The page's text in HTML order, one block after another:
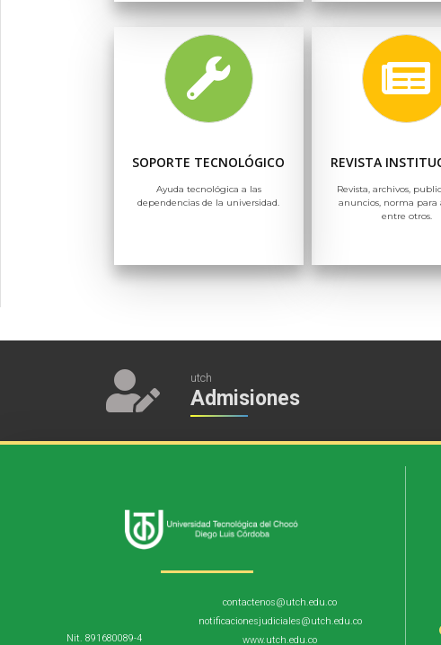
SOPORTE TECNOLÓGICO
Ayuda tecnológica a las
dependencias de la universidad.
REVISTA
Revista, archivos,
anuncios, norma para
entre otros.
utch
Admisiones
Nit. 891680089-4
contactenos@utch.edu.co
notificacionesjudiciales@utch.edu.co
www.utch.edu.co